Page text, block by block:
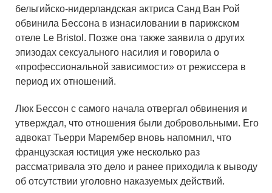
бельгийско-нидерландская актриса Санд Ван Рой
обвинила Бессона в изнасиловании в парижском
отеле Le Bristol. Позже она также заявила о других
эпизодах сексуального насилия и говорила о
«профессиональной зависимости» от режиссера в
период их отношений.
Люк Бессон с самого начала отвергал обвинения и
утверждал, что отношения были добровольными. Его
адвокат Тьерри Марембер вновь напомнил, что
французская юстиция уже несколько раз
рассматривала это дело и ранее приходила к выводу
об отсутствии уголовно наказуемых действий.